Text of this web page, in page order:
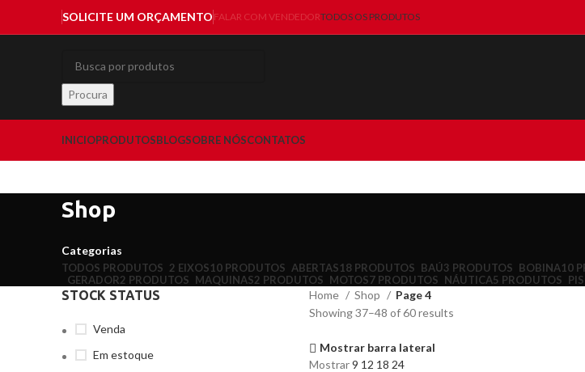
SOLICITE UM ORÇAMENTO FALAR COM VENDEDORTODOS OS PRODUTOS
Procura
INICIOPRODUTOSBLOGSOBRE NÓSCONTATOS
Shop
Categorias
TODOS PRODUTOS 2 EIXOS10 PRODUTOS ABERTAS18 PRODUTOS BAÚ3 PRODUTOS BOBINA10
GERADOR2 PRODUTOS MAQUINAS2 PRODUTOS MOTOS7 PRODUTOS NÁUTICA5 PRODUTOS
STOCK STATUS
Venda
Em estoque
Home Shop
Page 4
Showing 37–48 of 60 results
Mostrar barra lateral
Mostrar9 12 18 24